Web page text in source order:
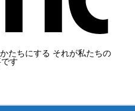
たちにする それが私たちの
す